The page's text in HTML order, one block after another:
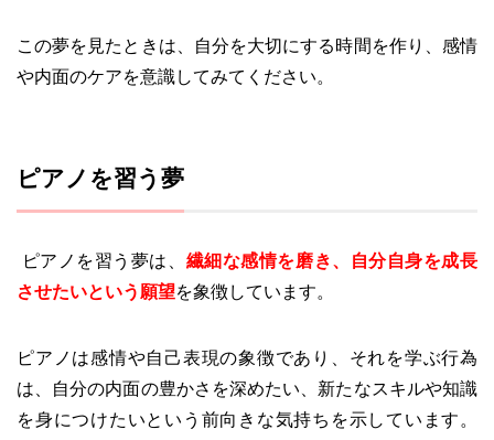
この夢を見たときは、自分を大切にする時間を作り、感情
や内面のケアを意識してみてください。
ピアノを習う夢
ピアノを習う夢は、 繊細な感情を磨き、自分自身を成長
させたいという願望を象徴しています。
ピアノは感情や自己表現の象徴であり、それを学ぶ行為
は、自分の内面の豊かさを深めたい、新たなスキルや知識
を身につけたいという前向きな気持ちを示しています。